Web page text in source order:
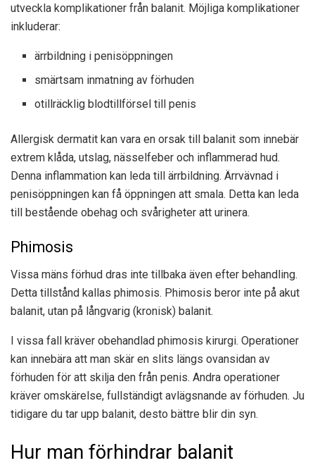
utveckla komplikationer från balanit. Möjliga komplikationer
inkluderar:
ärrbildning i penisöppningen
smärtsam inmatning av förhuden
otillräcklig blodtillförsel till penis
Allergisk dermatit kan vara en orsak till balanit som innebär
extrem klåda, utslag, nässelfeber och inflammerad hud.
Denna inflammation kan leda till ärrbildning. Ärrvävnad i
penisöppningen kan få öppningen att smala. Detta kan leda
till bestående obehag och svårigheter att urinera.
Phimosis
Vissa mäns förhud dras inte tillbaka även efter behandling.
Detta tillstånd kallas phimosis. Phimosis beror inte på akut
balanit, utan på långvarig (kronisk) balanit.
I vissa fall kräver obehandlad phimosis kirurgi. Operationer
kan innebära att man skär en slits längs ovansidan av
förhuden för att skilja den från penis. Andra operationer
kräver omskärelse, fullständigt avlägsnande av förhuden. Ju
tidigare du tar upp balanit, desto bättre blir din syn.
Hur man förhindrar balanit